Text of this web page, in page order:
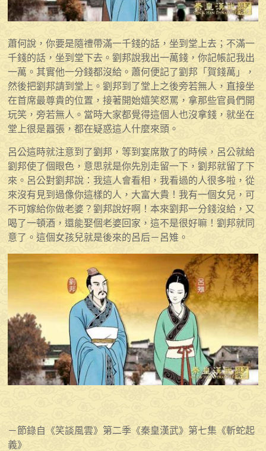
蕭何說，你要是隨禮帶滿一千錢的話，坐到堂上去；不滿一
千錢的話，坐到堂下去。劉邦說我出一萬錢，你記帳記我出
一萬。其實他一分錢都沒給。蕭何便記了劉邦「賀錢萬」，
然後把劉邦請到堂上。劉邦到了堂上之後旁若無人，直接坐
在首席最尊貴的位置，接著開始嬉笑怒罵，拿那些官員們開
玩笑，旁若無人。當時大家都覺得這個人也沒拿錢，就坐在
堂上很是囂張，都在疑惑這人什麼來頭。
呂公這時就注意到了劉邦，等到宴席散了的時候，呂公就給
劉邦使了個眼色，意思就是你先別走留一下，劉邦就留了下
來。呂公對劉邦說：我這人會看相，我看過的人很多啦，從
來沒有見到過像你這樣的人，大富大貴！我有一個女兒，可
不可嫁給你做老婆？劉邦說好啊！本來劉邦一分錢沒給，又
喝了一頓酒，還能娶個老婆回家，這不是很好嘛！劉邦就同
意了。這個女孩兒就是後來的呂后－呂雉。
－節錄自《笑談風雲》第二季《秦皇漢武》第七集《斬蛇起
義》